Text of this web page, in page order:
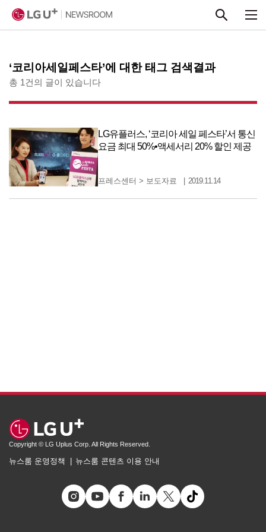
‘코리아세일페스타’에 대한 태그 검색결과
총 1건의 글이 있습니다
LG유플러스, ‘코리아 세일 페스타’서 통신
요금 최대 50%•액세서리 20% 할인 제공
프레스센터 > 보도자료 2019.11.14
Copyright © LG Uplus Corp. All Rights Reserved.
뉴스룸 운영정책 뉴스룸 콘텐츠 이용 안내